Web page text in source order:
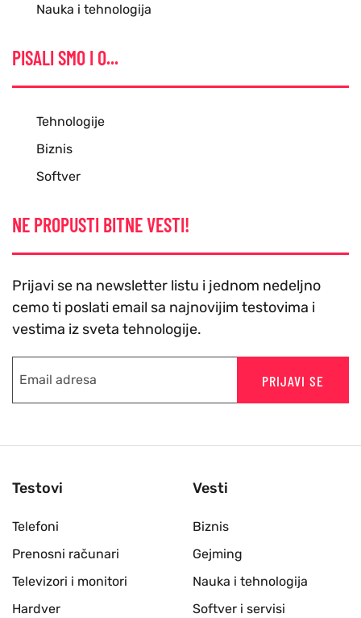
Nauka i tehnologija
PISALI SMO I O...
Tehnologije
Biznis
Softver
NE PROPUSTI BITNE VESTI!
Prijavi se na newsletter listu i jednom nedeljno
cemo ti poslati email sa najnovijim testovima i
vestima iz sveta tehnologije.
PRIJAVI SE
Testovi
Telefoni
Prenosni računari
Televizori i monitori
Hardver
Vesti
Biznis
Gejming
Nauka i tehnologija
Softver i servisi